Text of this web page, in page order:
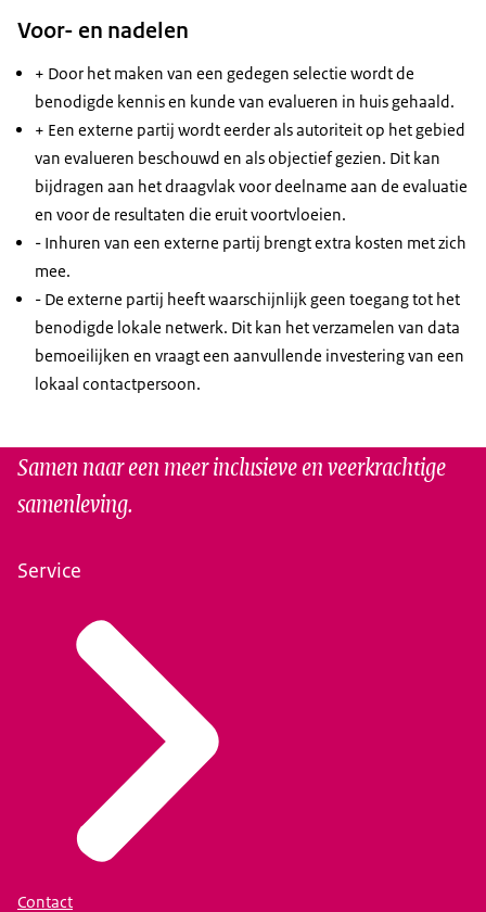
Voor- en nadelen
+ Door het maken van een gedegen selectie wordt de
benodigde kennis en kunde van evalueren in huis gehaald.
+ Een externe partij wordt eerder als autoriteit op het gebied
van evalueren beschouwd en als objectief gezien. Dit kan
bijdragen aan het draagvlak voor deelname aan de evaluatie
en voor de resultaten die eruit voortvloeien.
- Inhuren van een externe partij brengt extra kosten met zich
mee.
- De externe partij heeft waarschijnlijk geen toegang tot het
benodigde lokale netwerk. Dit kan het verzamelen van data
bemoeilijken en vraagt een aanvullende investering van een
lokaal contactpersoon.
Samen naar een meer inclusieve en veerkrachtige
samenleving.
Service
Contact